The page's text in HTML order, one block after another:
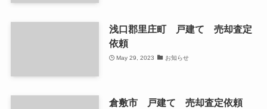
浅口郡里庄町 戸建て 売却査定
依頼
May 29, 2023 お知らせ
倉敷市 戸建て 売却査定依頼